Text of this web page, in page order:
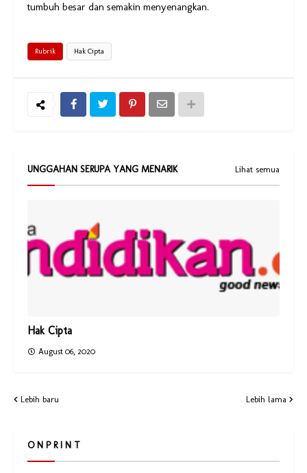
tumbuh besar dan semakin menyenangkan.
Rubrik Hak Cipta
UNGGAHAN SERUPA YANG MENARIK Lihat semua
Hak Cipta
August 06, 2020
Lebih baru Lebih lama
O N P R I N T